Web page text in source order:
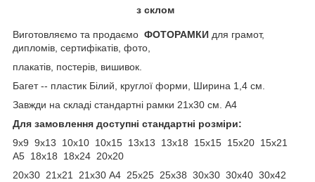
з склом
Виготовляємо та продаємо ФОТОРАМКИ для грамот,
дипломів, сертифікатів, фото,
плакатів, постерів, вишивок.
Багет -- пластик Білий, круглої форми, Ширина 1,4 см.
Завжди на складі стандартні рамки 21x30 см. А4
Для замовлення доступні стандартні розміри:
9х9 9х13 10х10 10х15 13х13 13х18 15х15 15х20 15х21
А5 18х18 18х24 20х20
20х30 21х21 21х30 А4 25х25 25х38 30х30 30x40 30х42